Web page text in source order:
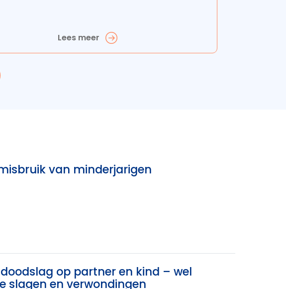
Lees meer
van minderjarigen
op partner en kind – wel
slagen en verwondingen